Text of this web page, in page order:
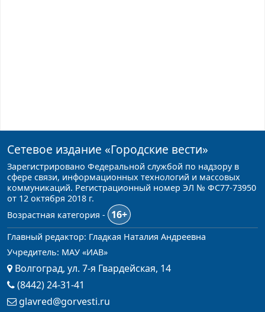
Сетевое издание «Городские вести»
Зарегистрировано Федеральной службой по надзору в
сфере связи, информационных технологий и массовых
коммуникаций. Регистрационный номер ЭЛ № ФС77-73950
от 12 октября 2018 г.
Возрастная категория -
16+
Главный редактор: Гладкая Наталия Андреевна
Учредитель: МАУ «ИАВ»
Волгоград, ул. 7-я Гвардейская, 14
(8442) 24-31-41
glavred@gorvesti.ru